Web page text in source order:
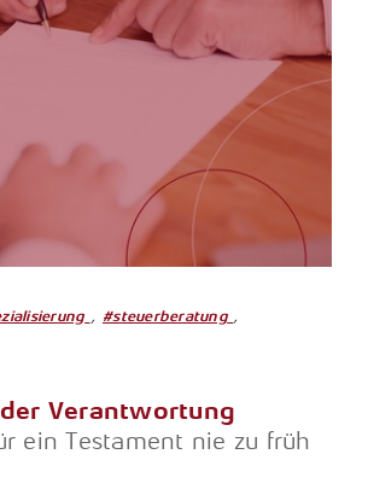
, #steuerberatung ,
Verantwortung
ein Testament nie zu früh